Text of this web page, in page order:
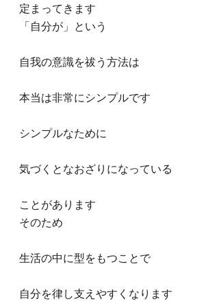
定まってきます
「自分が」という
自我の意識を祓う方法は
本当は非常にシンプルです
シンプルなために
気づくとなおざりになっている
ことがあります
そのため
生活の中に型をもつことで
自分を律し支えやすくなります